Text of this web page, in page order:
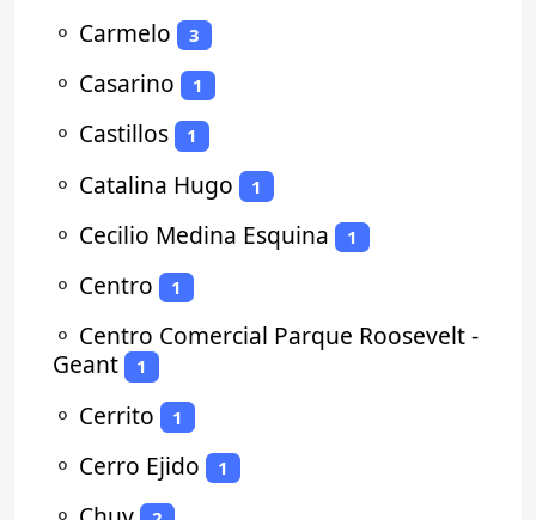
⚬ Carmelo 3
⚬ Casarino 1
⚬ Castillos 1
⚬ Catalina Hugo 1
⚬ Cecilio Medina Esquina 1
⚬ Centro 1
⚬ Centro Comercial Parque Roosevelt -
Geant
1
⚬ Cerrito 1
⚬ Cerro Ejido 1